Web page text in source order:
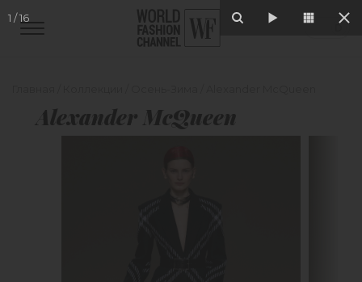
Alexander McQueen
1 /16